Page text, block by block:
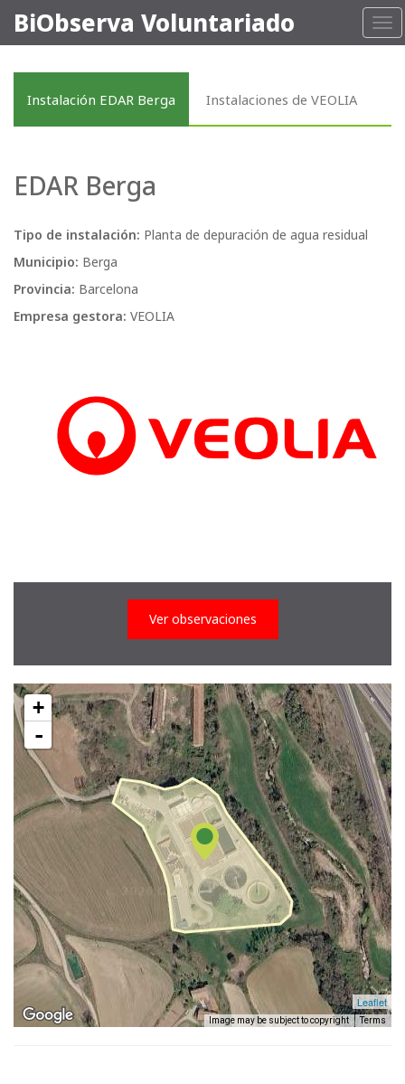
BiObserva Voluntariado
Instalación EDAR Berga Instalaciones de VEOLIA
EDAR Berga
Tipo de instalación: Planta de depuración de agua residual
Municipio: Berga
Provincia: Barcelona
Empresa gestora: VEOLIA
Ver observaciones
+
-
Leaflet
Image may be subject to copyright Terms